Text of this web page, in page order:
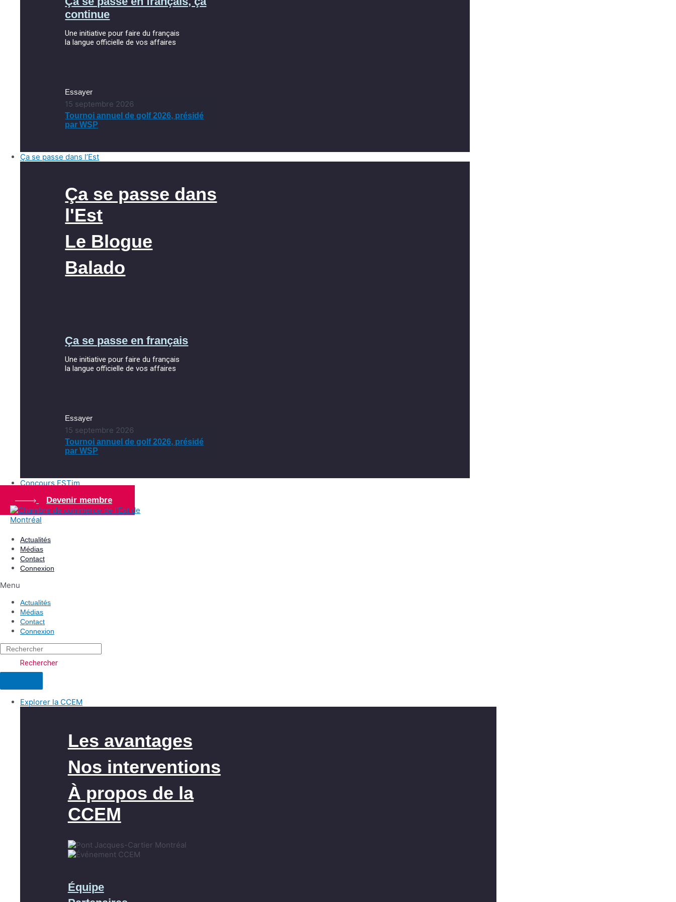
continue
Une initiative pour faire du français
la langue officielle de vos affaires
Essayer
15 septembre 2026
Tournoi annuel de golf 2026, présidé
par WSP
Ça se passe dans l’Est
Ça se passe dans
l'Est
Le Blogue
Balado
Ça se passe en français
Une initiative pour faire du français
la langue officielle de vos affaires
Essayer
15 septembre 2026
Tournoi annuel de golf 2026, présidé
par WSP
Concours ESTim
Devenir membre
Actualités
Médias
Contact
Connexion
Menu
Actualités
Médias
Contact
Connexion
Rechercher
Explorer la CCEM
Les avantages
Nos interventions
À propos de la
CCEM
Équipe